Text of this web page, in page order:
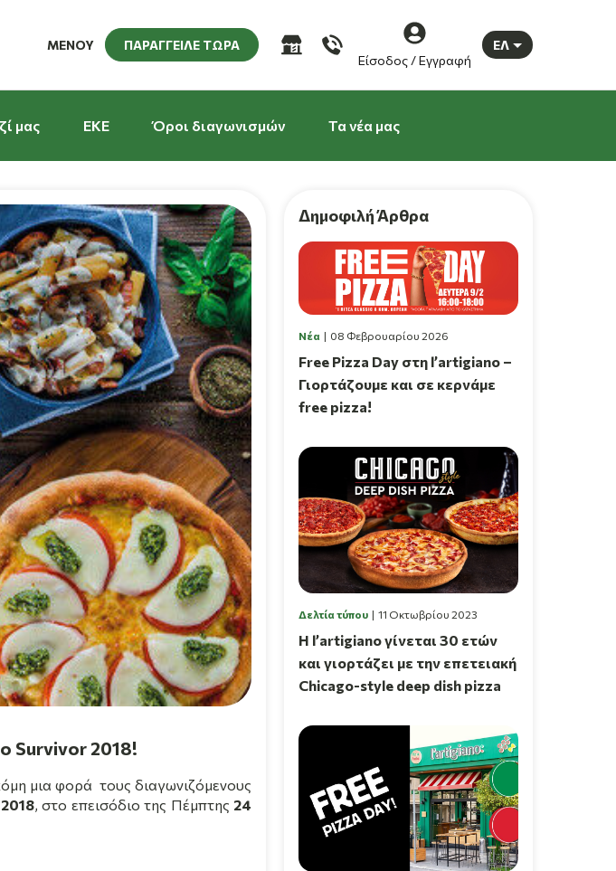
ΜΕΝΟΥ
ΠΑΡΑΓΓΕΙΛΕ ΤΩΡΑ
Είσοδος / Εγγραφή
ΕΛ
μας EKE Όροι διαγωνισμών Τα νέα μας
Survivor 2018!
μια φορά τους διαγωνιζόμενους
2018, στο επεισόδιο της Πέμπτης 24
Δημοφιλή Άρθρα
Νέα 08 Φεβρουαρίου 2026
Free Pizza Day στη l’artigiano –
Γιορτάζουμε και σε κερνάμε
free pizza!
Δελτία τύπου 11 Οκτωβρίου 2023
Η l’artigiano γίνεται 30 ετών
και γιορτάζει με την επετειακή
Chicago-style deep dish pizza